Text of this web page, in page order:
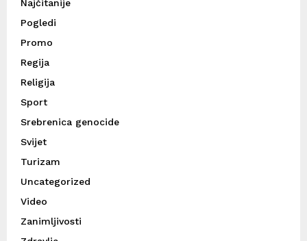
Najčitanije
Pogledi
Promo
Regija
Religija
Sport
Srebrenica genocide
Svijet
Turizam
Uncategorized
Video
Zanimljivosti